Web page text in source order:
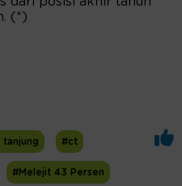
(*)
tanjung #ct
#Melejit 43 Persen